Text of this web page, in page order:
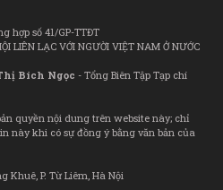
hợp số 41/GP-TTĐT
LIÊN LẠC VỚI NGƯỜI VIỆT NAM Ở NƯỚC
Bích Ngọc - Tổng Biên Tập Tạp chí
quyền nội dung trên website này; chỉ
này khi có sự đồng ý bằng văn bản của
Khuê, P. Từ Liêm, Hà Nội